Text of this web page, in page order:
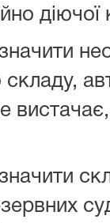
діючої
складу,